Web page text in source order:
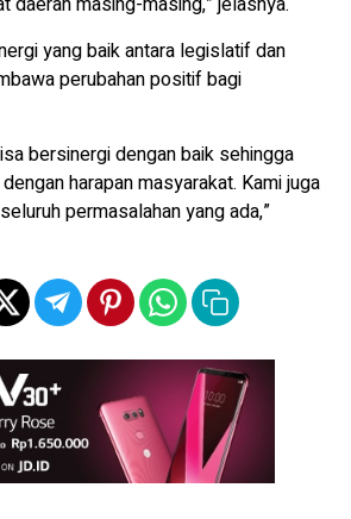
yang baik antara legislatif dan
perubahan positif bagi
bersinergi dengan baik sehingga
harapan masyarakat. Kami juga
permasalahan yang ada,”